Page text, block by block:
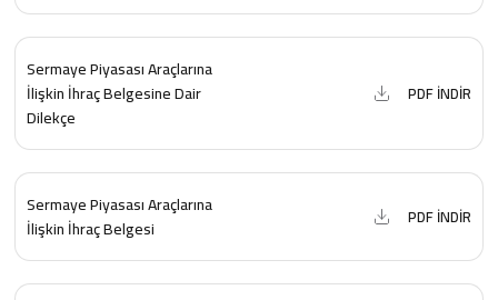
Sermaye Piyasası Araçlarına
İlişkin İhraç Belgesine Dair
Dilekçe
PDF İNDİR
Sermaye Piyasası Araçlarına
İlişkin İhraç Belgesi
PDF İNDİR